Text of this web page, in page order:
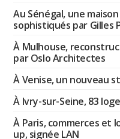
Au Sénégal, une
sophistiqués par Gilles
À Mulhouse,
par Oslo Architectes
À Venise, un nouveau
À Ivry-sur-Seine, 83
À Paris, commerces et
up, signée LAN